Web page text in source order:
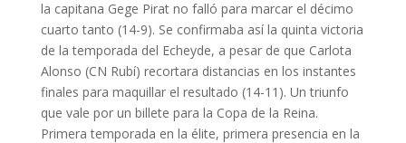
la capitana Gege Pirat no falló para marcar el décimo
cuarto tanto (14-9). Se confirmaba así la quinta victoria
de la temporada del Echeyde, a pesar de que Carlota
Alonso (CN Rubí) recortara distancias en los instantes
finales para maquillar el resultado (14-11). Un triunfo
que vale por un billete para la Copa de la Reina.
Primera temporada en la élite, primera presencia en la